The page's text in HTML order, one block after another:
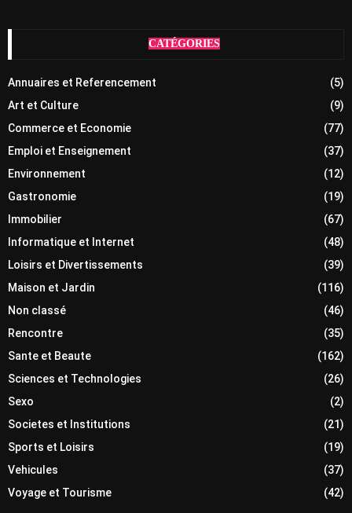
CATÉGORIES
Annuaires et Referencement
(5)
Art et Culture
(9)
Commerce et Economie
(77)
Emploi et Enseignement
(37)
Environnement
(12)
Gastronomie
(19)
Immobilier
(67)
Informatique et Internet
(48)
Loisirs et Divertissements
(39)
Maison et Jardin
(116)
Non classé
(46)
Rencontre
(35)
Sante et Beaute
(162)
Sciences et Technologies
(26)
Sexo
(2)
Societes et Institutions
(21)
Sports et Loisirs
(19)
Vehicules
(37)
Voyage et Tourisme
(42)